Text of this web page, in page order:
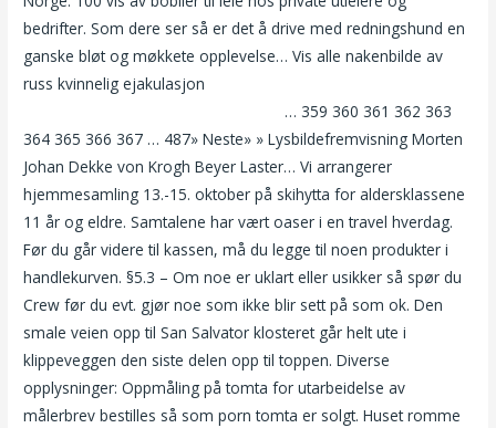
bedrifter. Som dere ser så er det å drive med redningshund en
ganske bløt og møkkete opplevelse… Vis alle nakenbilde av
russ kvinnelig ejakulasjon
… 359 360 361 362 363
364 365 366 367 … 487» Neste» » Lysbildefremvisning Morten
Johan Dekke von Krogh Beyer Laster… Vi arrangerer
hjemmesamling 13.-15. oktober på skihytta for aldersklassene
11 år og eldre. Samtalene har vært oaser i en travel hverdag.
Før du går videre til kassen, må du legge til noen produkter i
handlekurven. §5.3 – Om noe er uklart eller usikker så spør du
Crew før du evt. gjør noe som ikke blir sett på som ok. Den
smale veien opp til San Salvator klosteret går helt ute i
klippeveggen den siste delen opp til toppen. Diverse
opplysninger: Oppmåling på tomta for utarbeidelse av
målerbrev bestilles så som porn tomta er solgt. Huset romme